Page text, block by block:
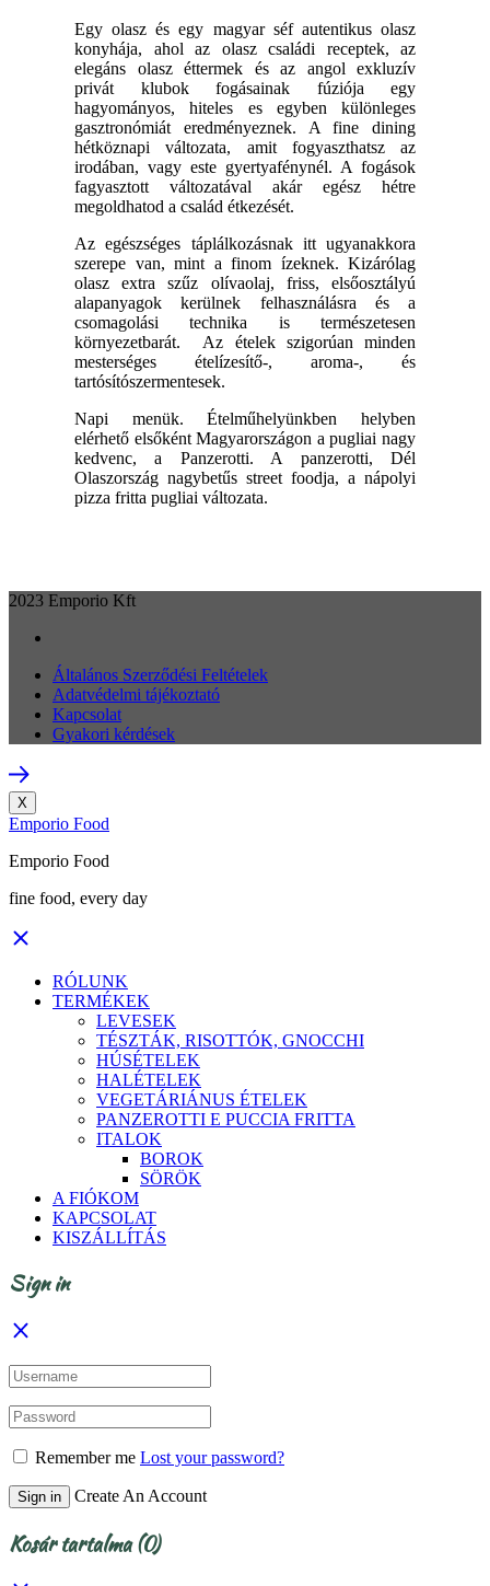
Egy olasz és egy magyar séf autentikus olasz
konyhája, ahol az olasz családi receptek, az
elegáns olasz éttermek és az angol exkluzív
privát klubok fogásainak fúziója egy
hagyományos, hiteles es egyben különleges
gasztronómiát eredményeznek. A fine dining
hétköznapi változata, amit fogyaszthatsz az
irodában, vagy este gyertyafénynél. A fogások
fagyasztott változatával akár egész hétre
megoldhatod a család étkezését.
Az egészséges táplálkozásnak itt ugyanakkora
szerepe van, mint a finom ízeknek. Kizárólag
olasz extra szűz olívaolaj, friss, elsőosztályú
alapanyagok kerülnek felhasználásra és a
csomagolási technika is természetesen
környezetbarát. Az ételek szigorúan minden
mesterséges ételízesítő-, aroma-, és
tartósítószermentesek.
Napi menük. Ételműhelyünkben helyben
elérhető elsőként Magyarországon a pugliai nagy
kedvenc, a Panzerotti. A panzerotti, Dél
Olaszország nagybetűs street foodja, a nápolyi
pizza fritta pugliai változata.
2023 Emporio Kft
Általános Szerződési Feltételek
Adatvédelmi tájékoztató
Kapcsolat
Gyakori kérdések
X
Emporio Food
Emporio Food
fine food, every day
RÓLUNK
TERMÉKEK
LEVESEK
TÉSZTÁK, RISOTTÓK, GNOCCHI
HÚSÉTELEK
HALÉTELEK
VEGETÁRIÁNUS ÉTELEK
PANZEROTTI E PUCCIA FRITTA
ITALOK
BOROK
SÖRÖK
A FIÓKOM
KAPCSOLAT
KISZÁLLÍTÁS
Sign in
Remember me Lost your password?
Sign in Create An Account
Kosár tartalma(0)